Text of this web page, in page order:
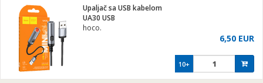
Upaljač sa USB kabelom
UA30 USB
hoco.
6,50 EUR
10+